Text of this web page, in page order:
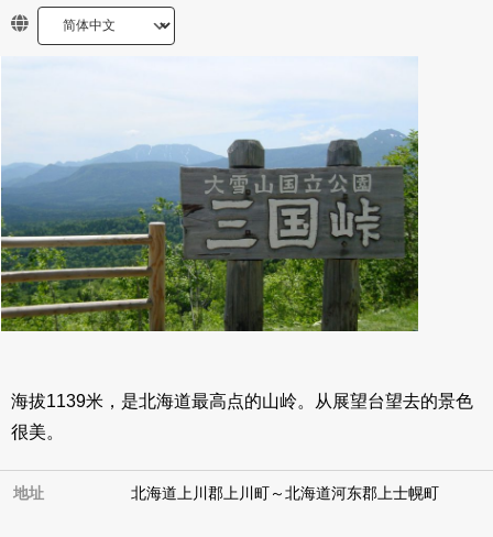
海拔1139米，是北海道最高点的山岭。从展望台望去的景色
很美。
地址 北海道上川郡上川町～北海道河东郡上士幌町
(全部 1)